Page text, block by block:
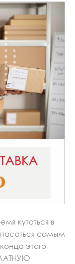
кутаться в
самым
этого